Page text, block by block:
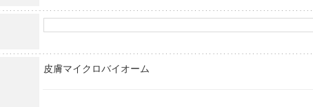
皮膚マイクロバイオーム